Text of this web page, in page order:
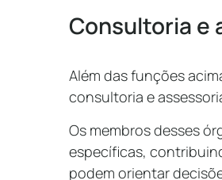
Consultoria e
Além das funções
consultoria e
Os membros desses
específicas,
podem orientar